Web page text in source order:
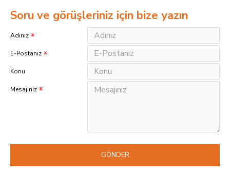
Soru ve görüşleriniz için bize yazın
Adınız
E-Postanız
Konu
Mesajınız
GÖNDER